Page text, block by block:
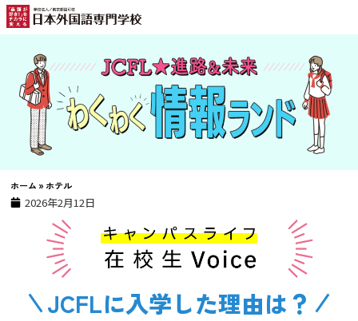
ホーム » ホテル
2026年2月12日
JCFLに入学した理由は？